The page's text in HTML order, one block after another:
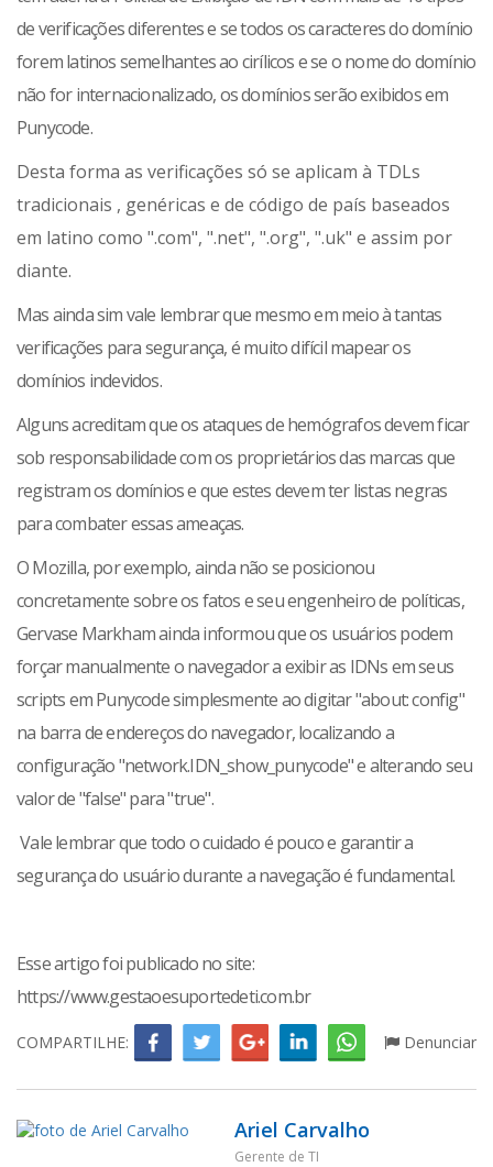
de verificações diferentes e se todos os caracteres do domínio
forem latinos semelhantes ao cirílicos e se o nome do domínio
não for internacionalizado, os domínios serão exibidos em
Punycode.
Desta forma as verificações só se aplicam à TDLs
tradicionais , genéricas e de código de país baseados
em latino como ".com", ".net", ".org", ".uk" e assim por
diante.
Mas ainda sim vale lembrar que mesmo em meio à tantas
verificações para segurança, é muito difícil mapear os
domínios indevidos.
Alguns acreditam que os ataques de hemógrafos devem ficar
sob responsabilidade com os proprietários das marcas que
registram os domínios e que estes devem ter listas negras
para combater essas ameaças.
O Mozilla, por exemplo, ainda não se posicionou
concretamente sobre os fatos e seu engenheiro de políticas,
Gervase Markham ainda informou que os usuários podem
forçar manualmente o navegador a exibir as IDNs em seus
scripts em Punycode simplesmente ao digitar "about: config"
na barra de endereços do navegador, localizando a
configuração "network.IDN_show_punycode" e alterando seu
valor de "false" para "true".
Vale lembrar que todo o cuidado é pouco e garantir a
segurança do usuário durante a navegação é fundamental.
Esse artigo foi publicado no site:
https://www.gestaoesuportedeti.com.br
COMPARTILHE: Denunciar
Ariel Carvalho
Gerente de TI